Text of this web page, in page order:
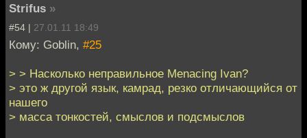
Strifus »
#54 | 27.01.11 18:49
Кому: Goblin, #25
> > Насколько неправильное Menacing Ivan?
> это ж другой язык, камрад, резко отличающийся от
нашего
> масса тонкостей, смыслов и подсмыслов